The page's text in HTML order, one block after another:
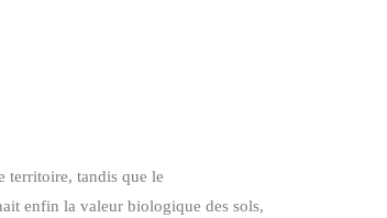
territoire, tandis que le
enfin la valeur biologique des sols,